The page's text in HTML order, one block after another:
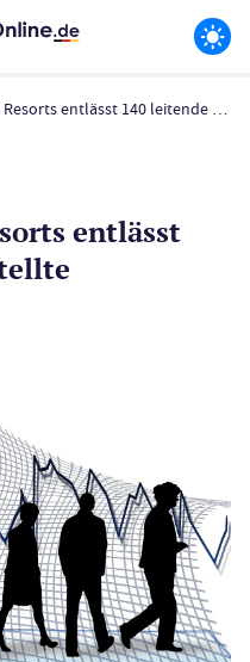
entlässt 140 leitende Angestellte
entlässt